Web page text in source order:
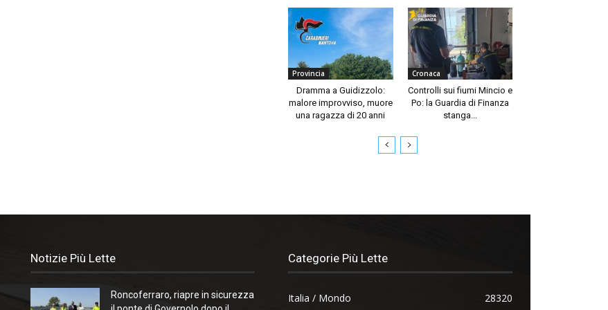
Provincia
Dramma a Guidizzolo:
malore improvviso, muore
una ragazza di 20 anni
Cronaca
Controlli sui fiumi Mincio e
Po: la Guardia di Finanza
stanga...
Notizie Più Lette
Roncoferraro, riapre in sicurezza
Categorie Più Lette
Italia / Mondo 28320